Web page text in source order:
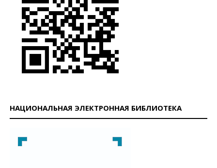
НАЦИОНАЛЬНАЯ ЭЛЕКТРОННАЯ БИБЛИОТЕКА